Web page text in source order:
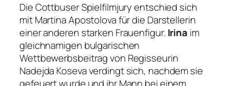
Die Cottbuser Spielfilmjury entschied sich
mit Martina Apostolova für die Darstellerin
einer anderen starken Frauenfigur. Irina im
gleichnamigen bulgarischen
Wettbewerbsbeitrag von Regisseurin
Nadejda Koseva verdingt sich, nachdem sie